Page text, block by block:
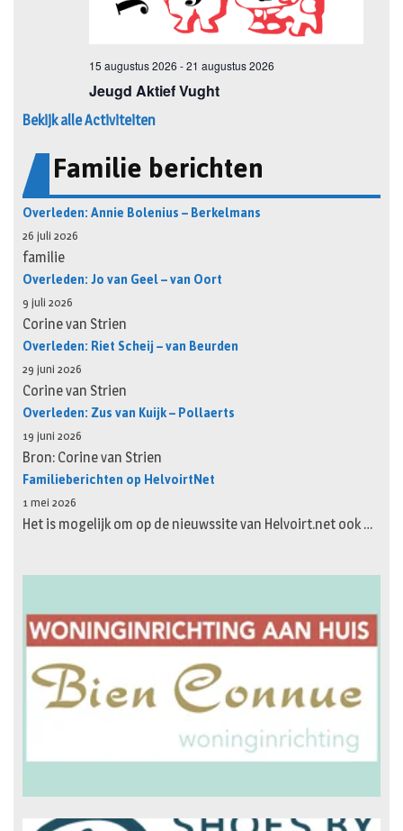
Bekijk alle Activiteiten
Familie berichten
Overleden: Annie Bolenius – Berkelmans
26 juli 2026
familie
Overleden: Jo van Geel – van Oort
9 juli 2026
Corine van Strien
Overleden: Riet Scheij – van Beurden
29 juni 2026
Corine van Strien
Overleden: Zus van Kuijk – Pollaerts
19 juni 2026
Bron: Corine van Strien
Familieberichten op HelvoirtNet
1 mei 2026
Het is mogelijk om op de nieuwssite van Helvoirt.net ook …